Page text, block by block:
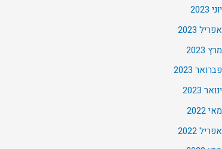
יוני 2023
אפריל 2023
מרץ 2023
פברואר 2023
ינואר 2023
מאי 2022
אפריל 2022